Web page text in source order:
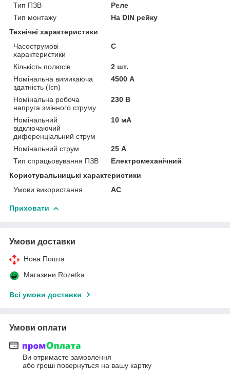
Тип ПЗВ
Реле
Тип монтажу
На DIN рейку
Технічні характеристики
Часострумові
характеристики
C
Кількість полюсів
2 шт.
Номінальна вимикаюча
здатність (Icn)
4500 А
Номінальна робоча
напруга змінного струму
230 В
Номінальний
відключаючий
диференціальний струм
10 мА
Номінальний струм
25 А
Тип спрацьовування ПЗВ
Електромеханічний
Користувальницькі характеристики
Умови використання
АС
Приховати
Умови доставки
Нова Пошта
Магазини Rozetka
Всі умови доставки
Умови оплати
Ви отримаєте замовлення
або гроші повернуться на вашу картку